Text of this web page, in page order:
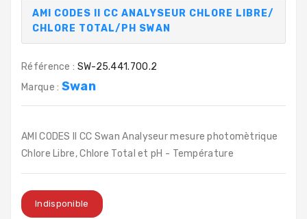
SAUNA-
AMI CODES II CC ANALYSEUR CHLORE LIBRE/
CHLORE TOTAL/PH SWAN
Référence : SW-25.441.700.2
Marque : Swan
AMI CODES II CC Swan Analyseur mesure photomètrique
Chlore Libre, Chlore Total et pH - Température
Indisponible